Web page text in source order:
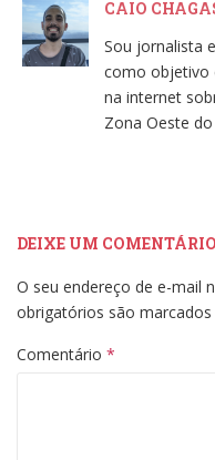
CAIO
Sou jornalista
como objetivo
na internet
Zona Oeste do
DEIXE UM COMENTÁRIO
O seu endereço de e-mail
obrigatórios são
Comentário *